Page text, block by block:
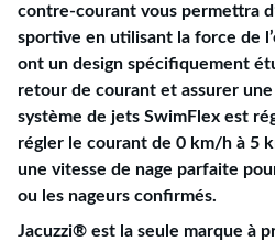
contre-courant vous permettra
sportive en utilisant la force de
ont un design spécifiquement
retour de courant et assurer
système de jets SwimFlex est
régler le courant de 0 km/h à 5
une vitesse de nage parfaite
ou les nageurs confirmés.
Jacuzzi® est la seule marque à